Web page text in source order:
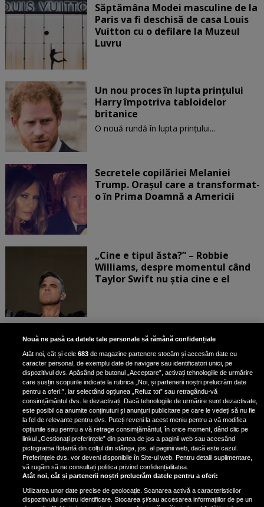
Săptămâna Modei masculine de la
Paris va fi deschisă de casa Louis
Vuitton cu o defilare la Muzeul
Luvru
Un nou proces în lupta prinţului
Harry împotriva tabloidelor
britanice
O nouă rundă în lupta prinţului...
Secretele copilăriei Melaniei
Trump. Orașul care a transformat-
o în Prima Doamnă a Americii
„Cine e tipul ăsta?” – Robbie
Williams, despre momentul când
Taylor Swift nu știa cine e el
Bruce Dickinson, solistul trupei
Iron Maiden, şi-a arătat talentul
de scrimer la un concurs în Franţa
Nicki Minaj, acuzată de agresiune
de fostul manager: Detalii șocante
din proces
Nicki Minaj le-a lăudat pe...
Nouă ne pasă ca datele tale personale să rămână confidențiale
Atât noi, cât și cele683 de magazine partenere stocăm și accesăm date cu
caracter personal, de exemplu date de navigare sau identificatori unici, pe
dispozitivul dvs. Apăsând pe butonul „Acceptare”, activați tehnologiile de urmărire
care susțin scopurile indicate la rubrica „Noi, și partenerii noștri prelucrăm date
pentru a oferi:”, iar selectând opțiunea „Refuz tot” sau retragându-vă
consimțământul dvs. le dezactivați. Dacă tehnologiile de urmărire sunt dezactivate,
este posibil ca anumite conținuturi și anunțuri publicitare pe care le vedeți să nu fie
la fel de relevante pentru dvs. Puteți reveni la acest meniu pentru a vă modifica
opțiunile sau pentru a vă retrage consimțământul, în orice moment, dând clic pe
linkul „Gestionați preferințele” din partea de jos a paginii web sau accesând
pictograma flotantă din colțul din stânga, jos, al paginii web, dacă este cazul.
Preferințele dvs. vor deveni disponibile în Site-ul web. Pentru detalii suplimentare,
vă rugăm să ne consultați politica privind confidențialitatea.
Atât noi, cât și partenerii noștri prelucrăm datele pentru a oferi:
Utilizarea unor date precise de geolocație. Scanarea activă a caracteristicilor
dispozitivului pentru identificare. Stocarea și/sau accesarea informațiilor de pe un